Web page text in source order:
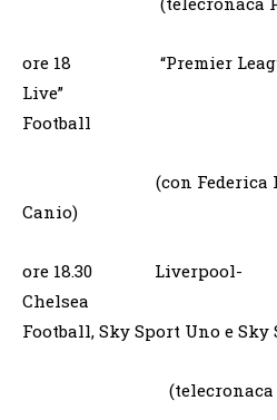
ore 18 “Premier
Live” Sky
(con Federica Lodi;
Canio)
ore 18.30 Liverpool-
Chelsea
Football, Sky Sport Uno e Sky
(telecronaca